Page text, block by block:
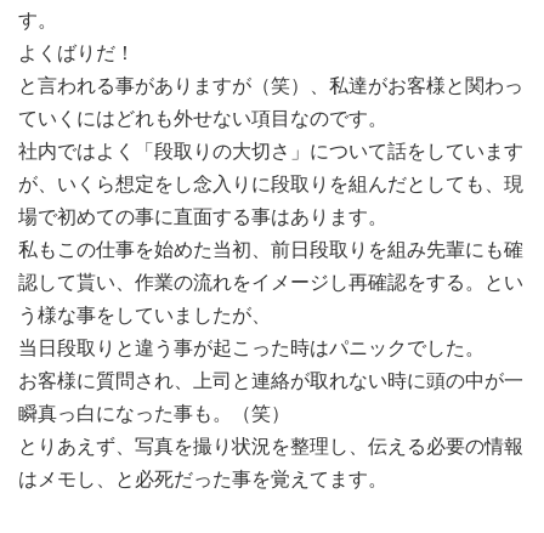
す。
よくばりだ！
と言われる事がありますが（笑）、私達がお客様と関わっ
ていくにはどれも外せない項目なのです。
社内ではよく「段取りの大切さ」について話をしています
が、いくら想定をし念入りに段取りを組んだとしても、現
場で初めての事に直面する事はあります。
私もこの仕事を始めた当初、前日段取りを組み先輩にも確
認して貰い、作業の流れをイメージし再確認をする。とい
う様な事をしていましたが、
当日段取りと違う事が起こった時はパニックでした。
お客様に質問され、上司と連絡が取れない時に頭の中が一
瞬真っ白になった事も。（笑）
とりあえず、写真を撮り状況を整理し、伝える必要の情報
はメモし、と必死だった事を覚えてます。